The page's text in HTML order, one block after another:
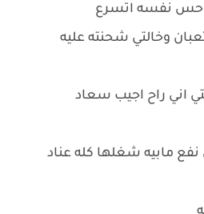
حس نفسه اتسرع
وخالتي شحنته عليه
اني راح اجيب سعاد
نفع مابيه شغلها كله عناد